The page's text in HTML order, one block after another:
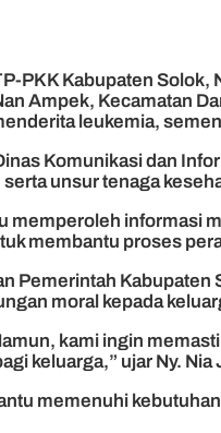
PKK Kabupaten
Ampek, Kecamatan
leukemia,
Komunikasi dan
unsur tenaga
memperoleh informasi
membantu proses
Pemerintah
moral kepada
kami ingin
keluarga,” ujar Ny. Nia
memenuhi